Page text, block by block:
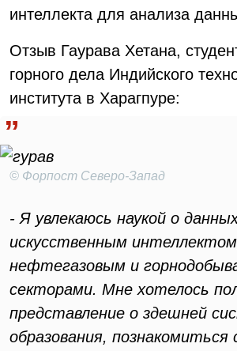
интеллекта для анализа
Отзыв Гаурава Хетана,
горного дела Индийского
института в Харагпуре:
© Форпост Северо-Запад
- Я увлекаюсь наукой о
искусственным
нефтегазовым и
секторами. Мне хотелось
представление о здешней
образования, познакомиться